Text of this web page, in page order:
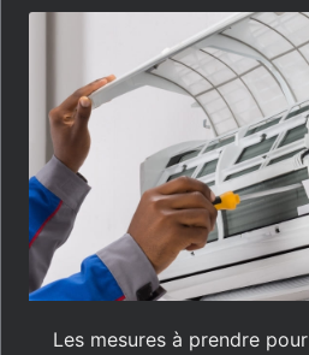
Les mesures à prendre pour